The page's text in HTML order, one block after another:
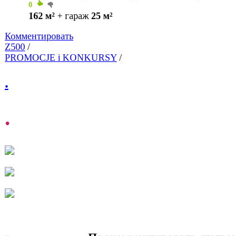
0
162 м² + гараж 25 м²
Комментировать
Z500 /
PROMOCJE i KONKURSY /
.
.